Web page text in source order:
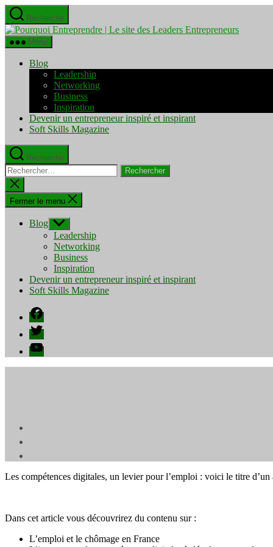
Aller
au
contenu
Recherche
Pourquoi
Menu
Blog
Leadership
Networking
Business
Inspiration
Devenir un entrepreneur inspiré et inspirant
Soft Skills Magazine
Recherche
Rechercher :
Fermer
la
recherche
Fermer le menu
Blog Afficher
le
sous-
menu
Leadership
Networking
Business
Inspiration
Devenir un entrepreneur inspiré et inspirant
Soft Skills Magazine
Facebook
Twitter
YouTube
Les compétences digitales, un levier pour l’emploi : voici le titre
Dans cet article vous découvrirez du contenu sur :
L’emploi et le chômage en France